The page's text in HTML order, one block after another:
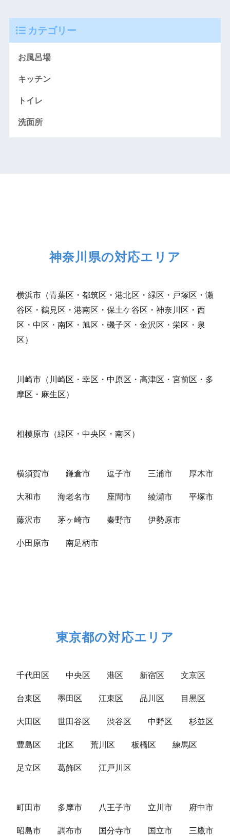
カテゴリー
お風呂場
キッチン
トイレ
洗面所
神奈川県の対応エリア
横浜市（青葉区・都筑区・港北区・緑区・戸塚区・瀬
谷区・鶴見区・港南区・保土ケ谷区・神奈川区・西
区・中区・南区・旭区・磯子区・金沢区・栄区・泉
区）
川崎市（川崎区・幸区・中原区・高津区・宮前区・多
摩区・麻生区）
相模原市（緑区・中央区・南区）
横須賀市 鎌倉市 逗子市 三浦市 厚木市
大和市 海老名市 座間市 綾瀬市 平塚市
藤沢市 茅ヶ崎市 秦野市 伊勢原市
小田原市 南足柄市
東京都の対応エリア
千代田区 中央区 港区 新宿区 文京区
台東区 墨田区 江東区 品川区 目黒区
大田区 世田谷区 渋谷区 中野区 杉並区
豊島区 北区 荒川区 板橋区 練馬区
足立区 葛飾区 江戸川区
町田市 多摩市 八王子市 立川市 府中市
昭島市 調布市 国分寺市 国立市 三鷹市